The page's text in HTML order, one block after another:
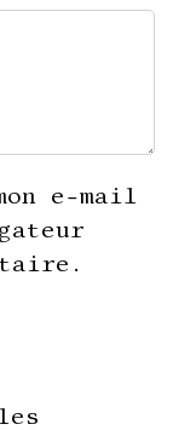
e-mail